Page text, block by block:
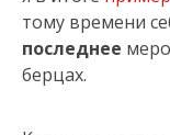
тому времени
последнее
берцах.